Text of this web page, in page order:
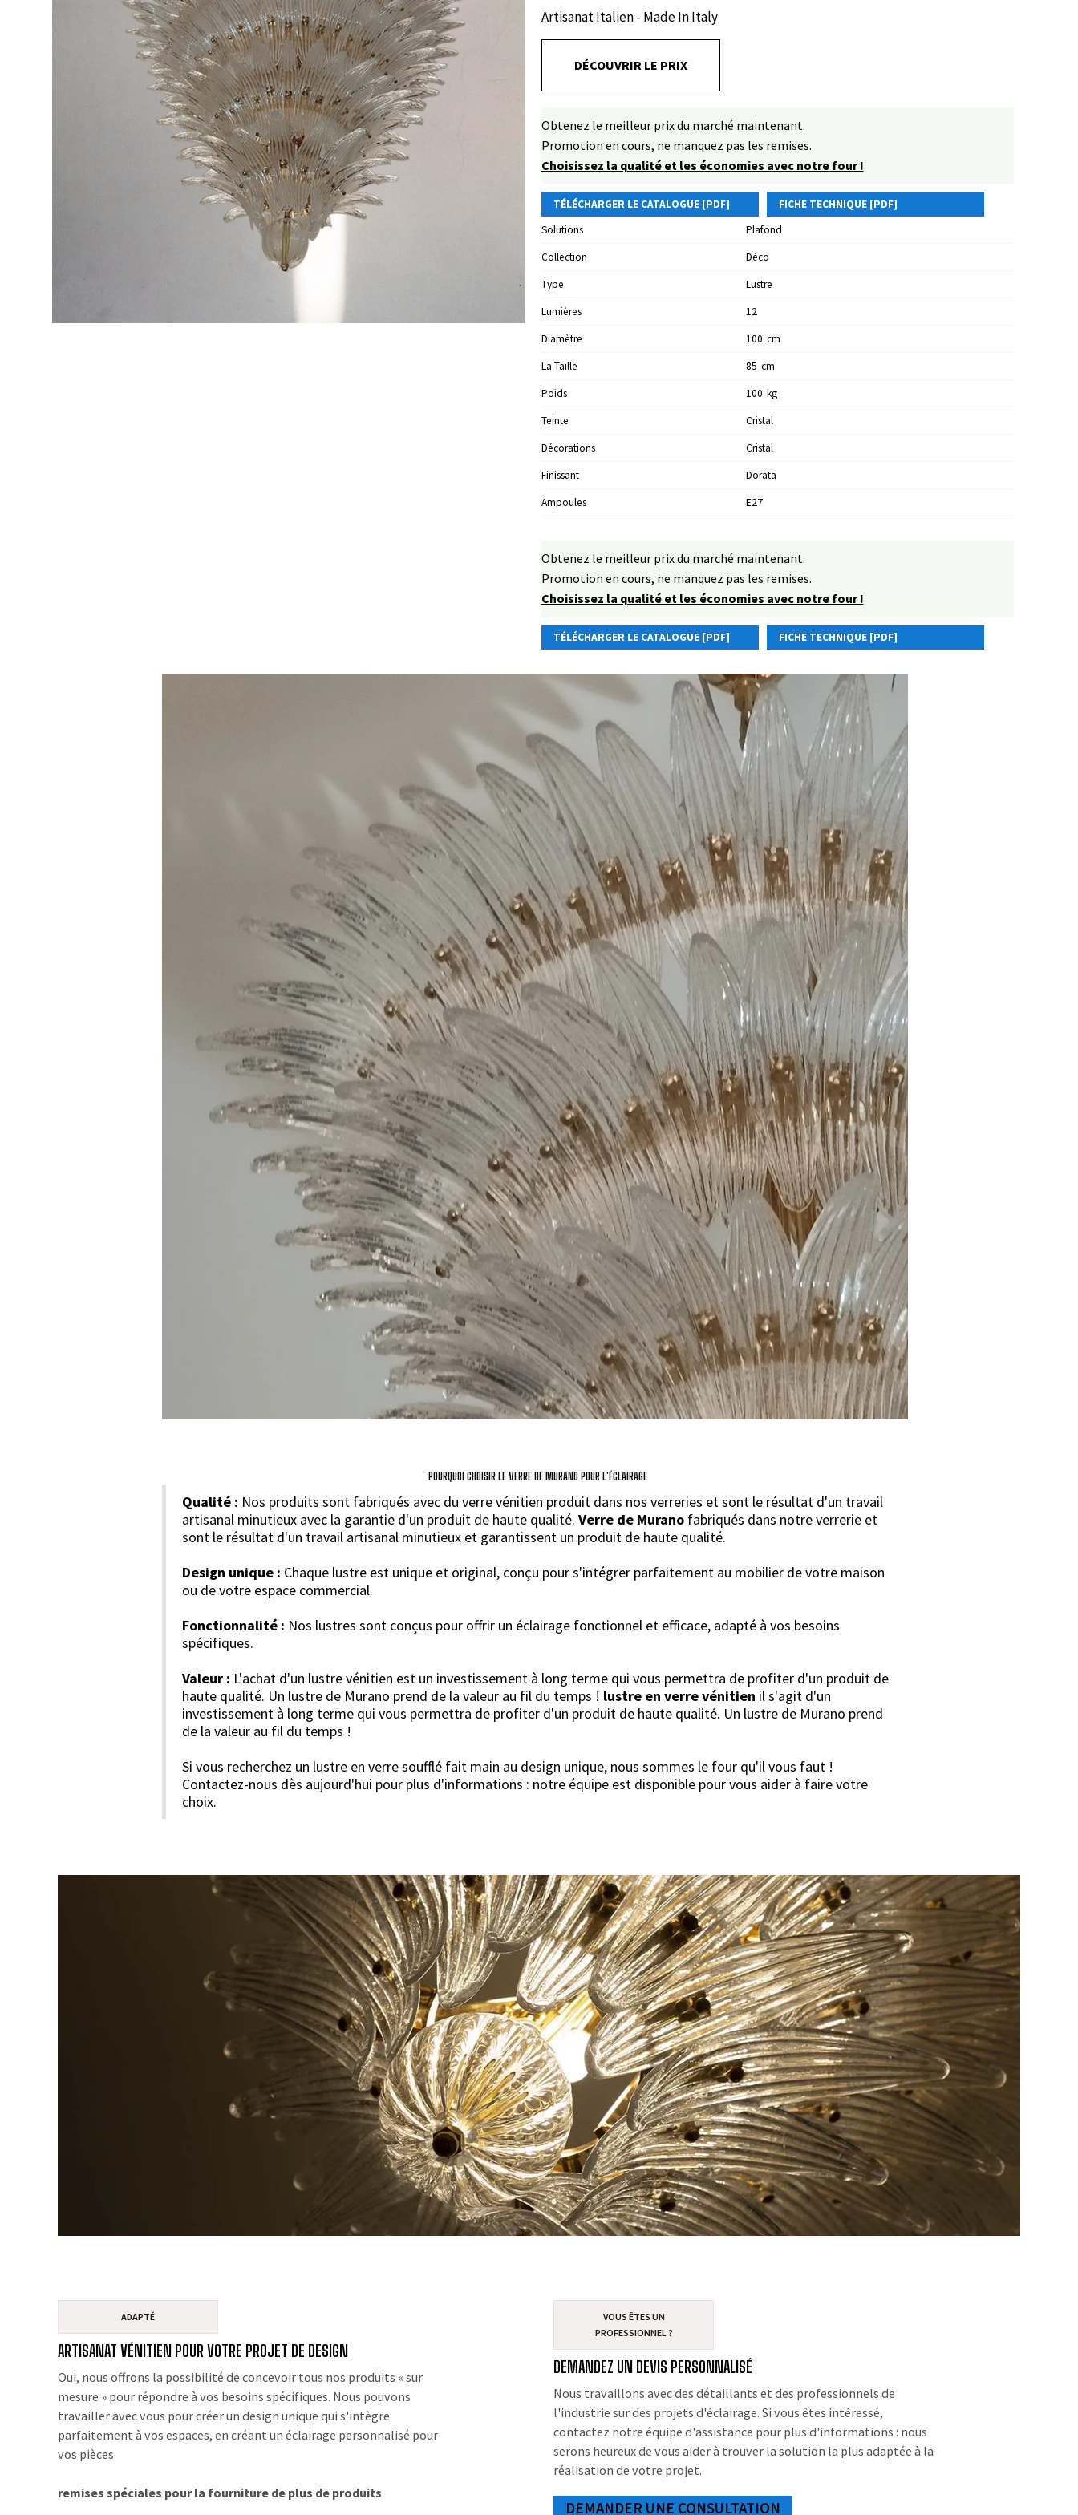
Artisanat Italien - Made In Italy
DÉCOUVRIR LE PRIX
Obtenez le meilleur prix du marché maintenant.
Promotion en cours, ne manquez pas les remises.
Choisissez la qualité et les économies avec notre four !
TÉLÉCHARGER LE CATALOGUE [PDF]
FICHE TECHNIQUE [PDF]
Solutions
Plafond
Collection
Déco
Type
Lustre
Lumières
12
Diamètre
100 Cm
La Taille
85 Cm
Poids
100 Kg
Teinte
Cristal
Décorations
Cristal
Finissant
Dorata
Ampoules
E27
Obtenez le meilleur prix du marché maintenant.
Promotion en cours, ne manquez pas les remises.
Choisissez la qualité et les économies avec notre four !
TÉLÉCHARGER LE CATALOGUE [PDF] FICHE TECHNIQUE [PDF]
POURQUOI CHOISIR LE VERRE DE MURANO POUR L'ÉCLAIRAGE
Qualité : Nos produits sont fabriqués avec du verre vénitien produit dans nos verreries et sont le résultat d'un travail
artisanal minutieux avec la garantie d'un produit de haute qualité. Verre de Murano fabriqués dans notre verrerie et
sont le résultat d'un travail artisanal minutieux et garantissent un produit de haute qualité.
Design unique : Chaque lustre est unique et original, conçu pour s'intégrer parfaitement au mobilier de votre maison
ou de votre espace commercial.
Fonctionnalité : Nos lustres sont conçus pour offrir un éclairage fonctionnel et efficace, adapté à vos besoins
spécifiques.
Valeur : L'achat d'un lustre vénitien est un investissement à long terme qui vous permettra de profiter d'un produit de
haute qualité. Un lustre de Murano prend de la valeur au fil du temps ! lustre en verre vénitien il s'agit d'un
investissement à long terme qui vous permettra de profiter d'un produit de haute qualité. Un lustre de Murano prend
de la valeur au fil du temps !
Si vous recherchez un lustre en verre soufflé fait main au design unique, nous sommes le four qu'il vous faut !
Contactez-nous dès aujourd'hui pour plus d'informations : notre équipe est disponible pour vous aider à faire votre
choix.
ADAPTÉ
ARTISANAT VÉNITIEN POUR VOTRE PROJET DE DESIGN
Oui, nous offrons la possibilité de concevoir tous nos produits « sur
mesure » pour répondre à vos besoins spécifiques. Nous pouvons
travailler avec vous pour créer un design unique qui s'intègre
parfaitement à vos espaces, en créant un éclairage personnalisé pour
vos pièces.
remises spéciales pour la fourniture de plus de produits
VOUS ÊTES UN
PROFESSIONNEL ?
DEMANDEZ UN DEVIS PERSONNALISÉ
Nous travaillons avec des détaillants et des professionnels de
l'industrie sur des projets d'éclairage. Si vous êtes intéressé,
contactez notre équipe d'assistance pour plus d'informations : nous
serons heureux de vous aider à trouver la solution la plus adaptée à la
réalisation de votre projet.
DEMANDER UNE CONSULTATION